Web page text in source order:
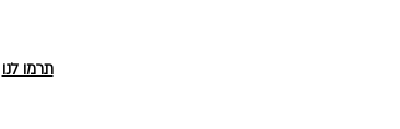
תרמו לנו